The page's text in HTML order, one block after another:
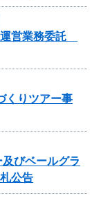
運営業務委託
くりツアー事
及びベールグラ
公告